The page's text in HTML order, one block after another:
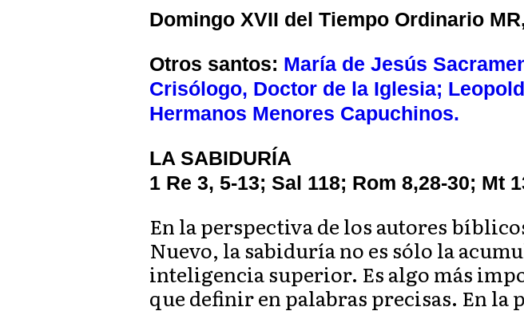
Domingo XVII del Tiempo Ordinario
Otros santos: María de Jesús
Crisólogo, Doctor de la Iglesia;
Hermanos Menores Capuchinos.
LA SABIDURÍA
1 Re 3, 5-13; Sal 118; Rom 8,28-30; Mt
En la perspectiva de los autores
Nuevo, la sabiduría no es sólo la
inteligencia superior. Es algo más
que definir en palabras precisas. En